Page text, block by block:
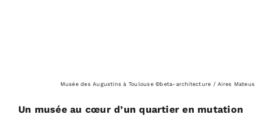
Musée des Augustins à Toulouse ©beta-architecture / Aires Mateus
Un musée au cœur d’un quartier en mutation